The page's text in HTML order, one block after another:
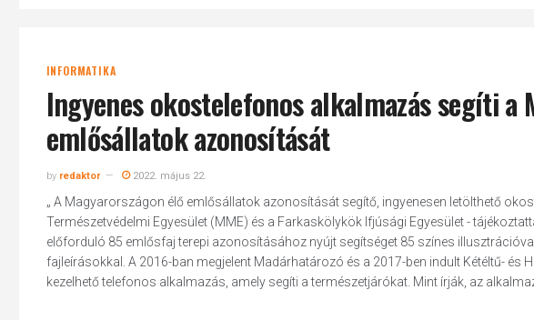
Hit enter to search or ESC to close
INFORMATIKA
Ingyenes okostelefonos alkalmazás segíti a
emlősállatok azonosítását
by redaktor 2022. május 22.
„ A Magyarországon élő emlősállatok azonosítását segítő, ingyenesen letölthető
Természetvédelmi Egyesület (MME) és a Farkaskölykök Ifjúsági Egyesület -
előforduló 85 emlősfaj terepi azonosításához nyújt segítséget 85 színes
fajleírásokkal. A 2016-ban megjelent Madárhatározó és a 2017-ben indult Kétéltű- és
kezelhető telefonos alkalmazás, amely segíti a természetjárókat. Mint írják, az